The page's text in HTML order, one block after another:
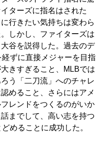
ターズに指名はされた
行きたい気持ちは変わら
しかし、ファイターズは
谷を説得した。過去のデ
ずに直接メジャーを目指
きすぎること、MLBでは
う「二刀流」へのチャレ
めること、さらにはアメ
レンドをつくるのがいか
までして、高い志を持つ
めることに成功した。